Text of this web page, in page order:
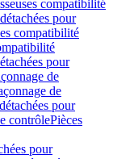
compatibilité
pour
compatibilité
pour
de
de
pour
contrôlePièces
pour